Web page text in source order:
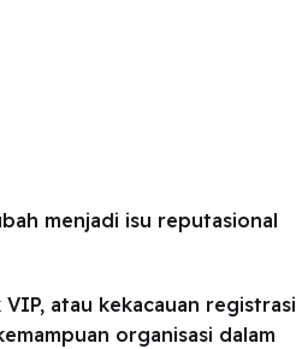
menjadi isu reputasional
atau kekacauan registrasi
organisasi dalam